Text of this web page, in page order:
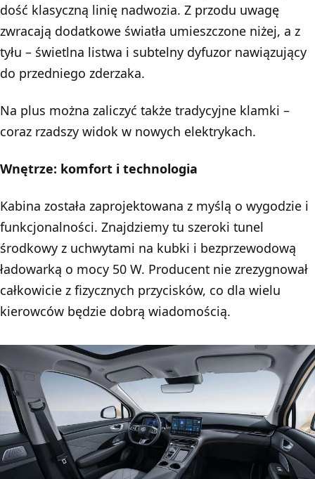
dość klasyczną linię nadwozia. Z przodu uwagę
zwracają dodatkowe światła umieszczone niżej, a z
tyłu – świetlna listwa i subtelny dyfuzor nawiązujący
do przedniego zderzaka.
Na plus można zaliczyć także tradycyjne klamki –
coraz rzadszy widok w nowych elektrykach.
Wnętrze: komfort i technologia
Kabina została zaprojektowana z myślą o wygodzie i
funkcjonalności. Znajdziemy tu szeroki tunel
środkowy z uchwytami na kubki i bezprzewodową
ładowarką o mocy 50 W. Producent nie zrezygnował
całkowicie z fizycznych przycisków, co dla wielu
kierowców będzie dobrą wiadomością.